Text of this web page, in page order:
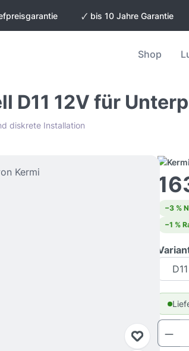
🗸 bis 10 Jahre Garantie
Shop
D11 12V für
diskrete Installation
−3 %
−1 %